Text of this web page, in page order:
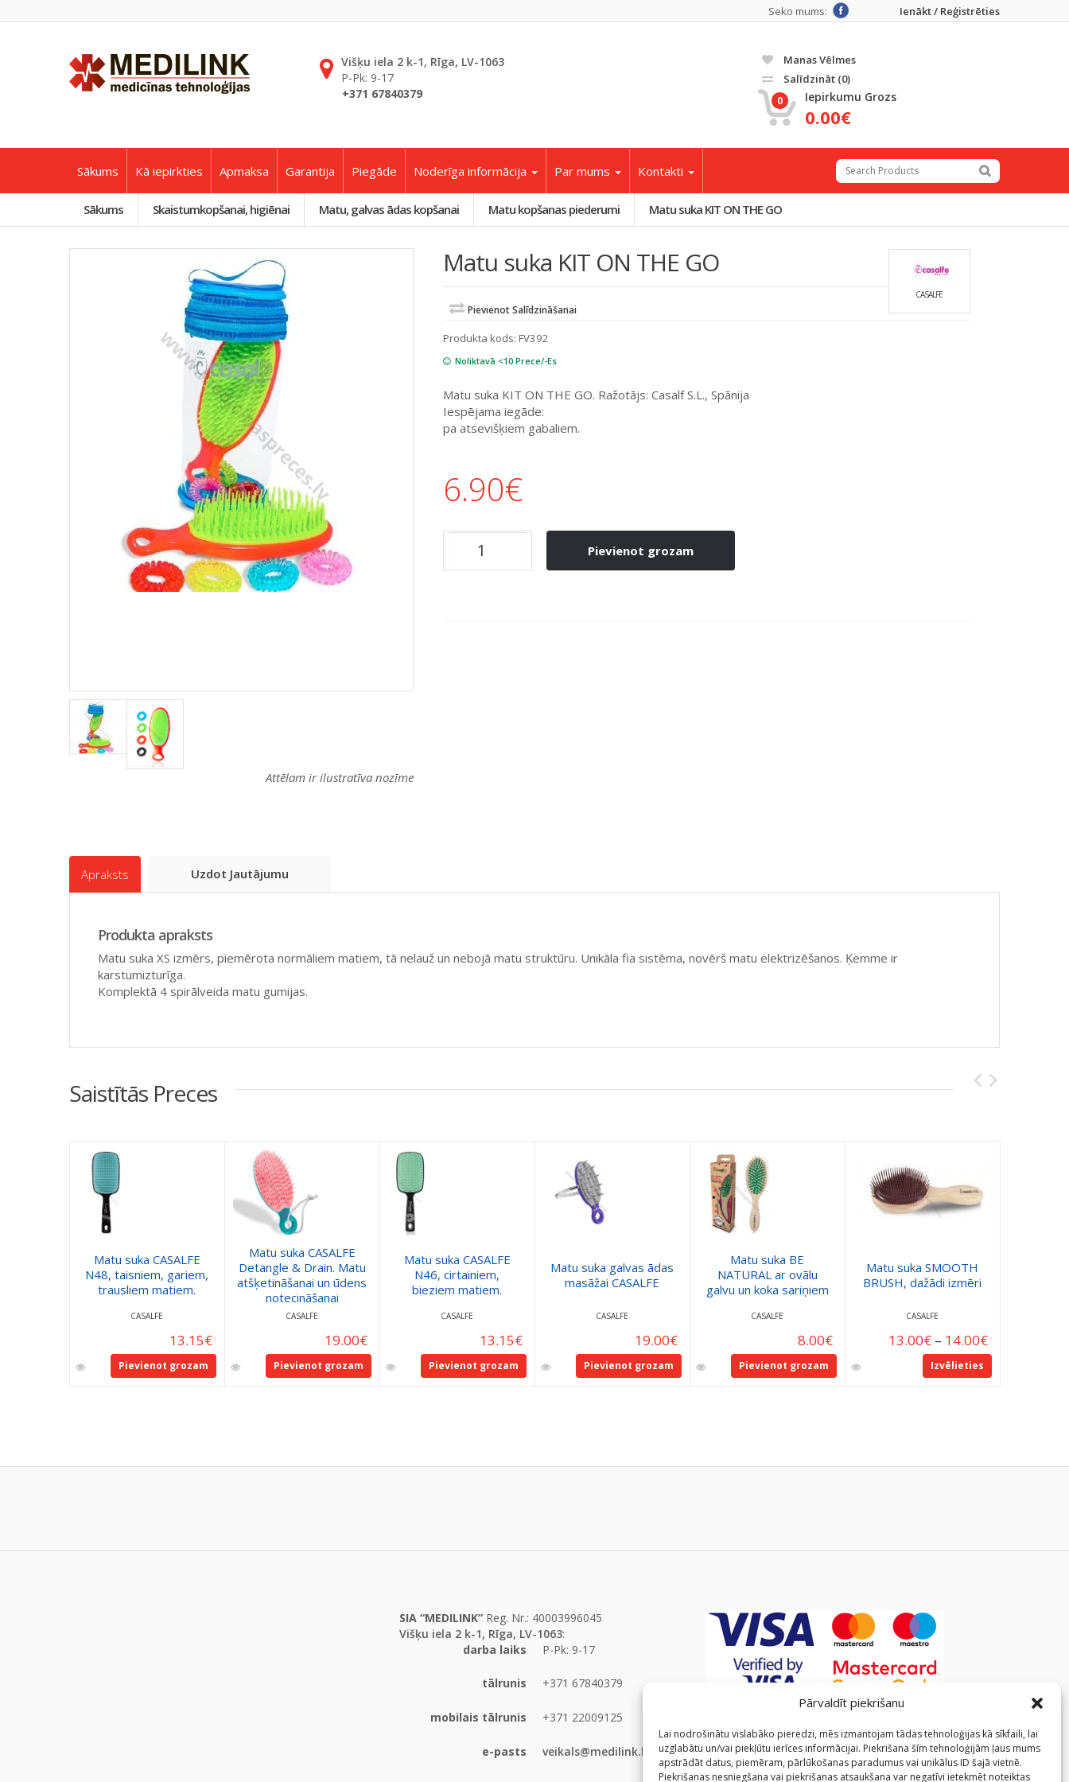
Pārvaldīt piekrišanu
Lai nodrošinātu vislabāko pieredzi, mēs izmantojam tādas tehnoloģijas kā sīkfaili, lai
uzglabātu un/vai piekļūtu ierīces informācijai. Piekrišana šīm tehnoloģijām ļaus mums
apstrādāt datus, piemēram, pārlūkošanas paradumus vai unikālus ID šajā vietnē.
Piekrišanas nesniegšana vai piekrišanas atsaukšana var negatīvi ietekmēt noteiktas
Ienākt / Reģistrēties
Seko mums:
Višķu iela 2 k-1, Rīga, LV-1063
P-Pk: 9-17
+371 67840379
Manas Vēlmes
Salīdzināt (0)
0 Iepirkumu Grozs
0.00€
Sākums Kā iepirkties Apmaksa Garantija Piegāde Noderīga informācija Par mums Kontakti
Sākums Skaistumkopšanai, higiēnai Matu, galvas ādas kopšanai Matu kopšanas piederumi Matu suka KIT ON THE GO
Attēlam ir ilustratīva nozīme
Matu suka KIT ON THE GO
CASALFE
Pievienot Salīdzināšanai
Produkta kods: FV392
Noliktavā <10 Prece/-Es
Matu suka KIT ON THE GO. Ražotājs: Casalf S.L., Spānija
Iespējama iegāde:
pa atsevišķiem gabaliem.
6.90€
Pievienot grozam
Apraksts Uzdot Jautājumu
Produkta apraksts
Matu suka XS izmērs, piemērota normāliem matiem, tā nelauž un nebojā matu struktūru. Unikāla fia sistēma, novērš matu elektrizēšanos. Ķemme ir
karstumizturīga.
Komplektā 4 spirālveida matu gumijas.
Saistītās Preces
Matu suka CASALFE
N48, taisniem, gariem,
trausliem matiem.
CASALFE
13.15€
Pievienot grozam
Matu suka CASALFE
Detangle & Drain. Matu
atšķetināšanai un ūdens
notecināšanai
CASALFE
19.00€
Pievienot grozam
Matu suka CASALFE
N46, cirtainiem,
bieziem matiem.
CASALFE
13.15€
Pievienot grozam
Matu suka galvas ādas
masāžai CASALFE
CASALFE
19.00€
Pievienot grozam
Matu suka BE
NATURAL ar ovālu
galvu un koka sariņiem
CASALFE
8.00€
Pievienot grozam
Matu suka SMOOTH
BRUSH, dažādi izmēri
CASALFE
13.00€– 14.00€
Izvēlieties
SIA “MEDILINK” Reg. Nr.: 40003996045
Višķu iela 2 k-1, Rīga, LV-1063:
darba laiks
P-Pk: 9-17
tālrunis +371 67840379
mobilais tālrunis +371 22009125
e-pasts veikals@medilink.lv